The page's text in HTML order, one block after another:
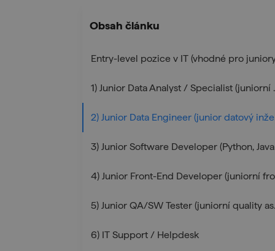
Obsah článku
Entry-level pozice v IT (vhodné pro
1) Junior
5)
6) IT Support / Helpdesk